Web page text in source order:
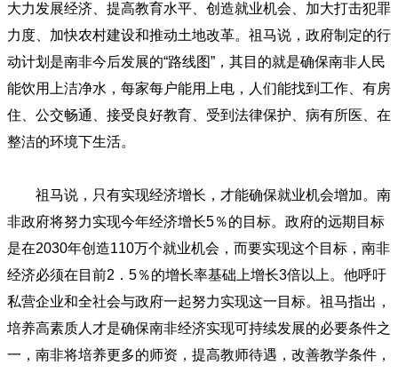
大力发展经济、提高教育水平、创造就业机会、加大打击犯罪
力度、加快农村建设和推动土地改革。祖马说，政府制定的行
动计划是南非今后发展的“路线图”，其目的就是确保南非人民
能饮用上洁净水，每家每户能用上电，人们能找到工作、有房
住、公交畅通、接受良好教育、受到法律保护、病有所医、在
整洁的环境下生活。
祖马说，只有实现经济增长，才能确保就业机会增加。南
非政府将努力实现今年经济增长5％的目标。政府的远期目标
是在2030年创造110万个就业机会，而要实现这个目标，南非
经济必须在目前2．5％的增长率基础上增长3倍以上。他呼吁
私营企业和全社会与政府一起努力实现这一目标。祖马指出，
培养高素质人才是确保南非经济实现可持续发展的必要条件之
一，南非将培养更多的师资，提高教师待遇，改善教学条件，